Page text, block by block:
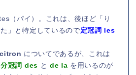
（パイ）。これは、後ほど「り
」と特定しているので定冠詞 les
citron についてであるが、これは
冠詞 des と de la を用いるのが